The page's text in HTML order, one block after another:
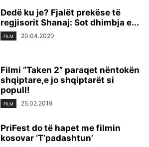
Dedë ku je? Fjalët prekëse të
regjisorit Shanaj: Sot dhimbja e...
FILM 20.04.2020
Filmi “Taken 2” paraqet nëntokën
shqiptare,e jo shqiptarët si
popull!
FILM 25.02.2019
PriFest do të hapet me filmin
kosovar ‘T’padashtun’